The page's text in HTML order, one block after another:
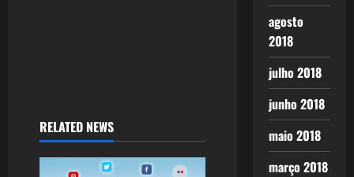
RELATED NEWS
agosto
2018
julho 2018
junho 2018
maio 2018
março 2018